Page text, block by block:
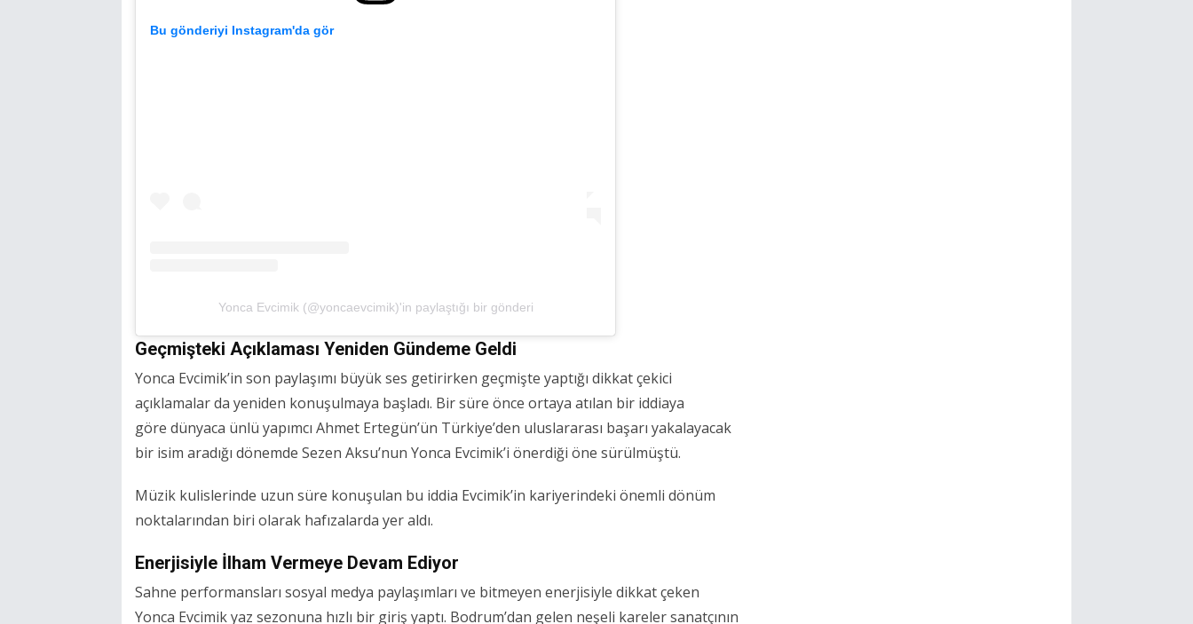
Bu gönderiyi Instagram'da gör
Yonca Evcimik (@yoncaevcimik)'in paylaştığı bir gönderi
Geçmişteki Açıklaması Yeniden Gündeme Geldi
Yonca Evcimik’in son paylaşımı büyük ses getirirken geçmişte yaptığı dikkat çekici
açıklamalar da yeniden konuşulmaya başladı. Bir süre önce ortaya atılan bir iddiaya
göre dünyaca ünlü yapımcı Ahmet Ertegün’ün Türkiye’den uluslararası başarı yakalayacak
bir isim aradığı dönemde Sezen Aksu’nun Yonca Evcimik’i önerdiği öne sürülmüştü.
Müzik kulislerinde uzun süre konuşulan bu iddia Evcimik’in kariyerindeki önemli dönüm
noktalarından biri olarak hafızalarda yer aldı.
Enerjisiyle İlham Vermeye Devam Ediyor
Sahne performansları sosyal medya paylaşımları ve bitmeyen enerjisiyle dikkat çeken
Yonca Evcimik yaz sezonuna hızlı bir giriş yaptı. Bodrum’dan gelen neşeli kareler sanatçının